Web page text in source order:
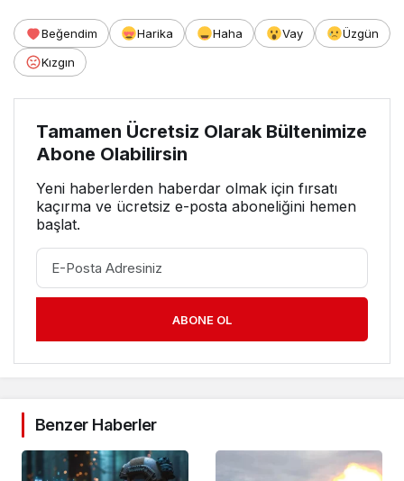
Beğendim Harika Haha Vay
Üzgün
Kızgın
Tamamen Ücretsiz Olarak Bültenimize
Abone Olabilirsin
Yeni haberlerden haberdar olmak için fırsatı
kaçırma ve ücretsiz e-posta aboneliğini hemen
başlat.
ABONE OL
Benzer Haberler